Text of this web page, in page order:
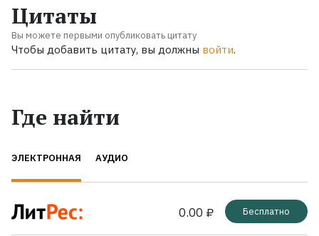
Цитаты
Вы можете первыми опубликовать цитату
Чтобы добавить цитату, вы должны войти.
Где найти
ЭЛЕКТРОННАЯ АУДИО
0.00 ₽ Бесплатно